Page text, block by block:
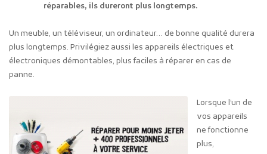
réparables, ils dureront plus longtemps.
Un meuble, un téléviseur, un ordinateur… de bonne qualité durera
plus longtemps. Privilégiez aussi les appareils électriques et
électroniques démontables, plus faciles à réparer en cas de
panne.
Lorsque l’un de
vos appareils
ne fonctionne
plus,